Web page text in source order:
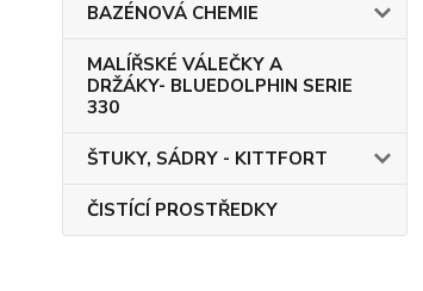
BAZÉNOVÁ CHEMIE
MALÍŘSKÉ VÁLEČKY A
DRŽÁKY- BLUEDOLPHIN SERIE
330
ŠTUKY, SÁDRY - KITTFORT
ČISTÍCÍ PROSTŘEDKY